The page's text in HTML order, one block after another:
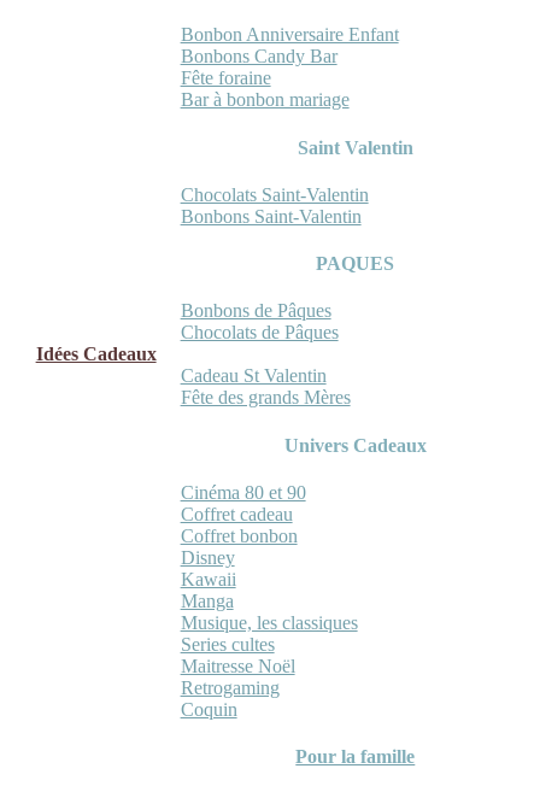
Bonbon Anniversaire Enfant
Bonbons Candy Bar
Fête foraine
Bar à bonbon mariage
Saint Valentin
Chocolats Saint-Valentin
Bonbons Saint-Valentin
PAQUES
Bonbons de Pâques
Chocolats de Pâques
Idées Cadeaux
Cadeau St Valentin
Fête des grands Mères
Univers Cadeaux
Cinéma 80 et 90
Coffret cadeau
Coffret bonbon
Disney
Kawaii
Manga
Musique, les classiques
Series cultes
Maitresse Noël
Retrogaming
Coquin
Pour la famille